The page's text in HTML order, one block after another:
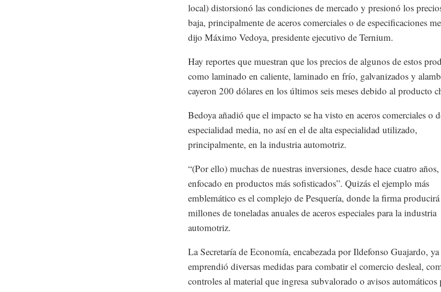
local) distorsionó las condiciones de mercado y presionó los
baja, principalmente de aceros comerciales o de especificaciones
dijo Máximo Vedoya, presidente ejecutivo de Ternium.
Hay reportes que muestran que los precios de algunos de estos
como laminado en caliente, laminado en frío, galvanizados y
cayeron 200 dólares en los últimos seis meses debido al producto
Bedoya añadió que el impacto se ha visto en aceros comerciales o
especialidad media, no así en el de alta especialidad utilizado,
principalmente, en la industria automotriz.
“(Por ello) muchas de nuestras inversiones, desde hace cuatro
enfocado en productos más sofisticados”. Quizás el ejemplo más
emblemático es el complejo de Pesquería, donde la firma
millones de toneladas anuales de aceros especiales para la industria
automotriz.
La Secretaría de Economía, encabezada por Ildefonso Guajardo, ya
emprendió diversas medidas para combatir el comercio desleal,
controles al material que ingresa subvalorado o avisos automáticos